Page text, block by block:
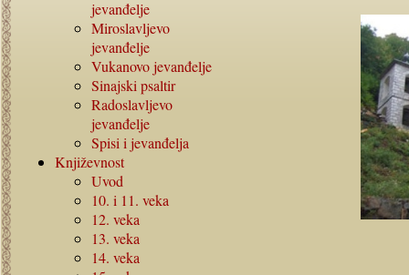
jevanđelje
Miroslavljevo
jevanđelje
Vukanovo jevanđelje
Sinajski psaltir
Radoslavljevo
jevanđelje
Spisi i jevanđelja
Književnost
Uvod
10. i 11. veka
12. veka
13. veka
14. veka